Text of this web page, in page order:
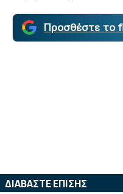
Προσθέστε το
ΔΙΑΒΑΣΤΕ ΕΠΙΣΗΣ